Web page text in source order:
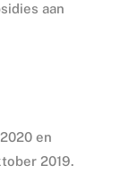
aan
en
2019.